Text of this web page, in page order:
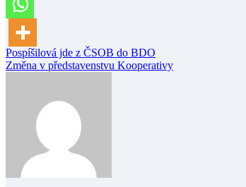
Navigace
pro
Pospíšilová jde z ČSOB do BDO
Změna v představenstvu Kooperativy